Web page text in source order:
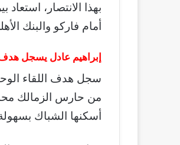
بهذا الانتصار،
أمام فاركو والبنك
إبراهيم عادل يسجل هدف
من حارس الزمالك
أسكنها الشباك